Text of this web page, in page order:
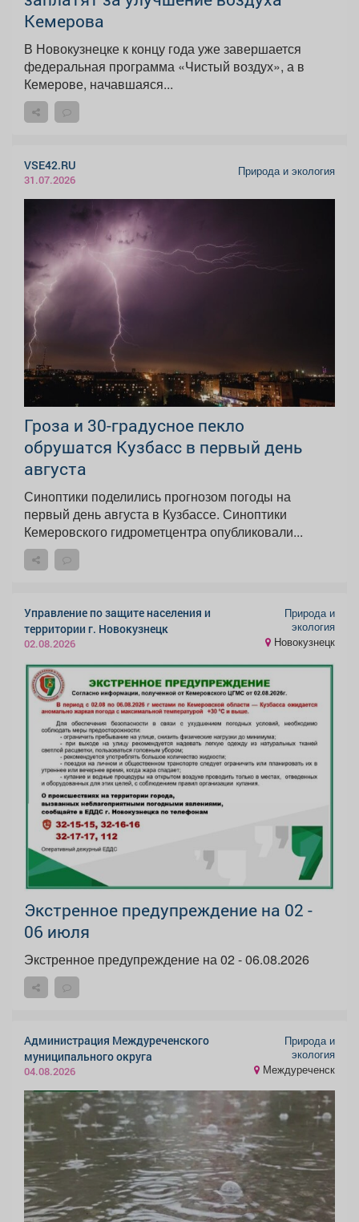
Кемерова
В Новокузнецке к концу года уже завершается
федеральная программа «Чистый воздух», а в
Кемерове, начавшаяся...
VSE42.RU
31.07.2026
Природа и экология
Гроза и 30-градусное пекло
обрушатся Кузбасс в первый день
августа
Синоптики поделились прогнозом погоды на
первый день августа в Кузбассе. Синоптики
Кемеровского гидрометцентра опубликовали...
Управление по защите населения и
территории г. Новокузнецк
02.08.2026
Природа и
экология
Новокузнецк
Экстренное предупреждение на 02 -
06 июля
Экстренное предупреждение на 02 - 06.08.2026
Администрация Междуреченского
муниципального округа
04.08.2026
Природа и
экология
Междуреченск